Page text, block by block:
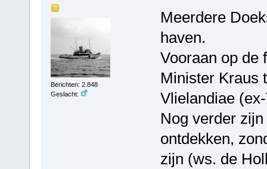
Berichten: 2.848
Geslacht:
Meerdere
haven.
Vooraan op de
Minister Kraus
Vlielandiae
Nog verder
ontdekken,
zijn (ws. de